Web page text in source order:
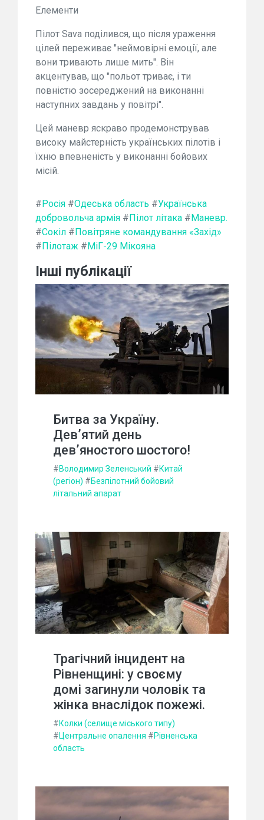
Елементи
Пілот Sava поділився, що після ураження
цілей переживає "неймовірні емоції, але
вони тривають лише мить". Він
акцентував, що "польот триває, і ти
повністю зосереджений на виконанні
наступних завдань у повітрі".
Цей маневр яскраво продемонстрував
високу майстерність українських пілотів і
їхню впевненість у виконанні бойових
місій.
#Росія #Одеська область #Українська
добровольча армія #Пілот літака #Маневр.
#Сокіл #Повітряне командування «Захід»
#Пілотаж #МіГ-29 Мікояна
Інші публікації
Битва за Україну.
Дев’ятий день
дев’яностого шостого!
#Володимир Зеленський #Китай
(регіон) #Безпілотний бойовий
літальний апарат
Трагічний інцидент на
Рівненщині: у своєму
домі загинули чоловік та
жінка внаслідок пожежі.
#Колки (селище міського типу)
#Центральне опалення #Рівненська
область